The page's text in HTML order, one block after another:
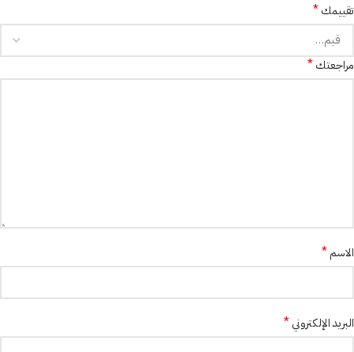
تقييمك*
مراجعتك*
الاسم*
البريد الإلكتروني*